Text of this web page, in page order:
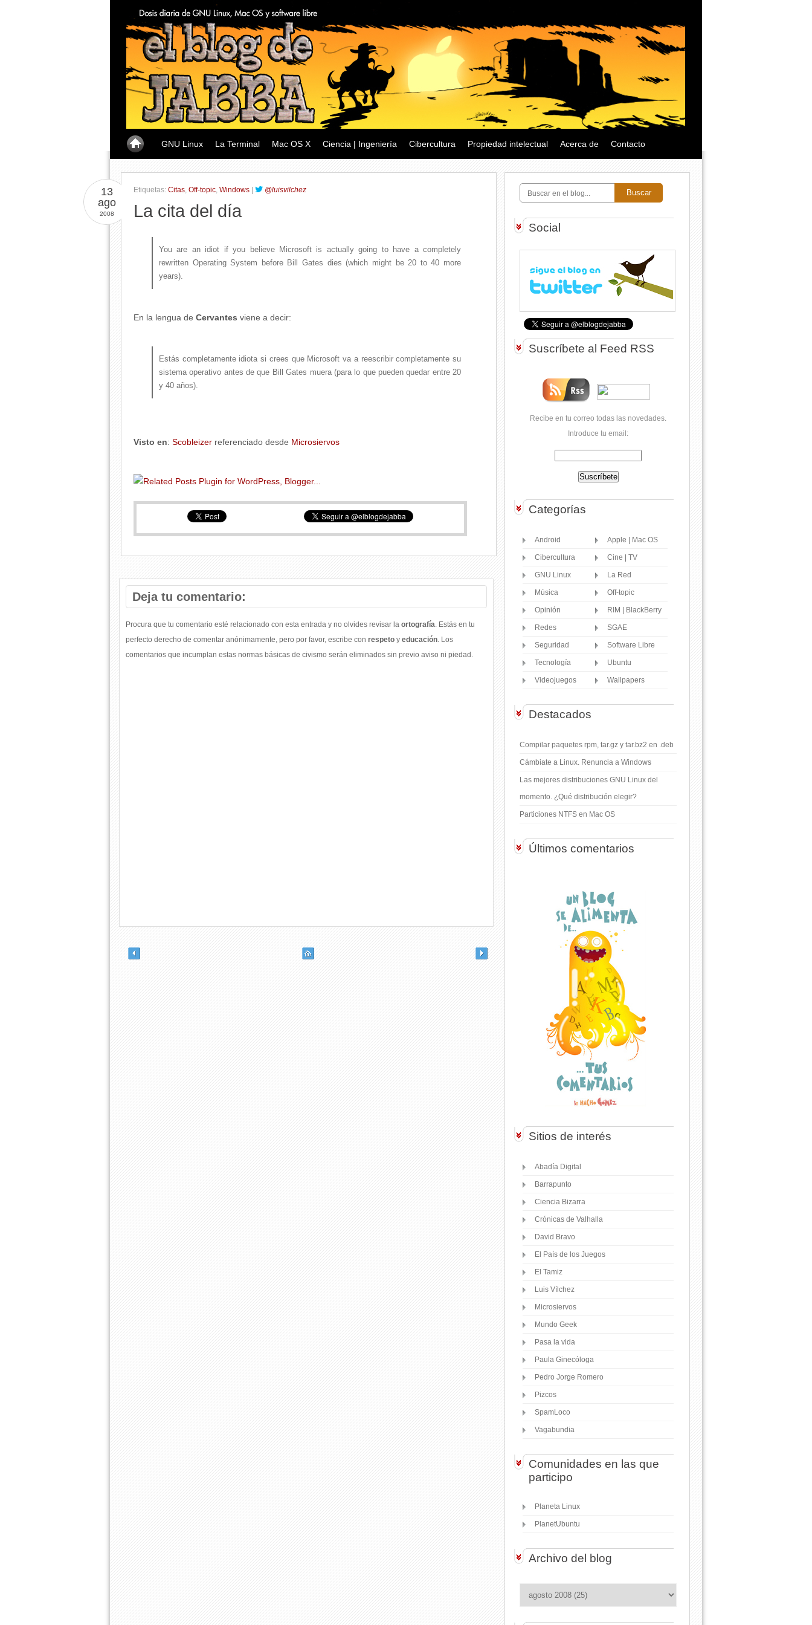
GNU Linux La Terminal Mac OS X Ciencia | Ingeniería Cibercultura Propiedad intelectual Acerca de Contacto
Etiquetas: Citas, Off-topic, Windows @luisvilchez
13
ago
2008 La cita del día
You are an idiot if you believe Microsoft is actually going to have a completely
rewritten Operating System before Bill Gates dies (which might be 20 to 40 more
years).
En la lengua de Cervantes viene a decir:
Estás completamente idiota si crees que Microsoft va a reescribir completamente su
sistema operativo antes de que Bill Gates muera (para lo que pueden quedar entre 20
y 40 años).
Visto en: Scobleizer referenciado desde Microsiervos
Deja tu comentario:
Procura que tu comentario esté relacionado con esta entrada y no olvides revisar la ortografía. Estás en tu
perfecto derecho de comentar anónimamente, pero por favor, escribe con respeto y educación. Los
comentarios que incumplan estas normas básicas de civismo serán eliminados sin previo aviso ni piedad.
Buscar
Social
Suscríbete al Feed RSS
Recibe en tu correo todas las novedades.
Introduce tu email:
Categorías
Android Apple | Mac OS
Cibercultura Cine | TV
GNU Linux La Red
Música Off-topic
Opinión RIM | BlackBerry
Redes SGAE
Seguridad Software Libre
Tecnología Ubuntu
Videojuegos Wallpapers
Destacados
Compilar paquetes rpm, tar.gz y tar.bz2 en .deb
Cámbiate a Linux. Renuncia a Windows
Las mejores distribuciones GNU Linux del
momento. ¿Qué distribución elegir?
Particiones NTFS en Mac OS
Últimos comentarios
Sitios de interés
Abadía Digital
Barrapunto
Ciencia Bizarra
Crónicas de Valhalla
David Bravo
El País de los Juegos
El Tamiz
Luis Vílchez
Microsiervos
Mundo Geek
Pasa la vida
Paula Ginecóloga
Pedro Jorge Romero
Pizcos
SpamLoco
Vagabundia
Comunidades en las que
participo
Planeta Linux
PlanetUbuntu
Archivo del blog